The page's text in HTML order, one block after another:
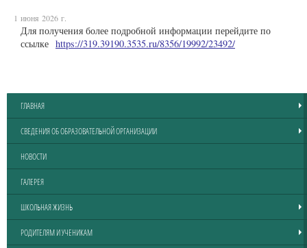
1 июня 2026 г.
Для получения более подробной информации перейдите по
ссылке https://319.39190.3535.ru/8356/19992/23492/
ГЛАВНАЯ
СВЕДЕНИЯ ОБ ОБРАЗОВАТЕЛЬНОЙ ОРГАНИЗАЦИИ
НОВОСТИ
ГАЛЕРЕЯ
ШКОЛЬНАЯ ЖИЗНЬ
РОДИТЕЛЯМ И УЧЕНИКАМ